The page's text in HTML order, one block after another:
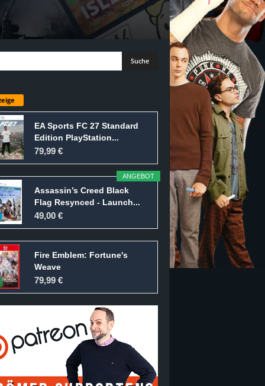
EA Sports FC 27 Standard
Edition PlayStation...
79,99 €
ANGEBOT
Assassin’s Creed Black
Flag Resynced - Launch...
49,00 €
Fire Emblem: Fortune's
Weave
79,99 €